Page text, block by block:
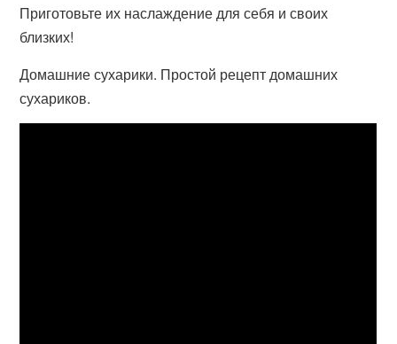
Приготовьте их наслаждение для себя и своих
близких!
Домашние сухарики. Простой рецепт домашних
сухариков.